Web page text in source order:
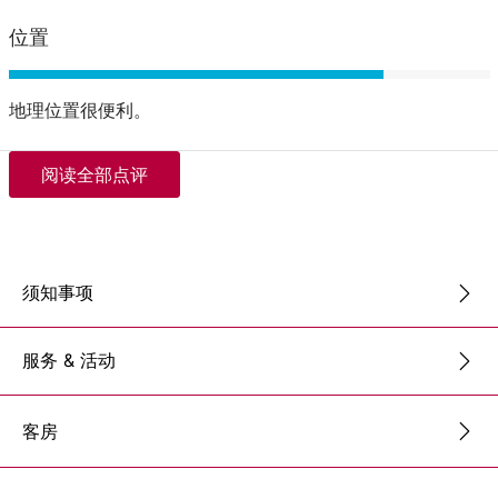
位置
地理位置很便利。
阅读全部点评
须知事项
服务 & 活动
客房